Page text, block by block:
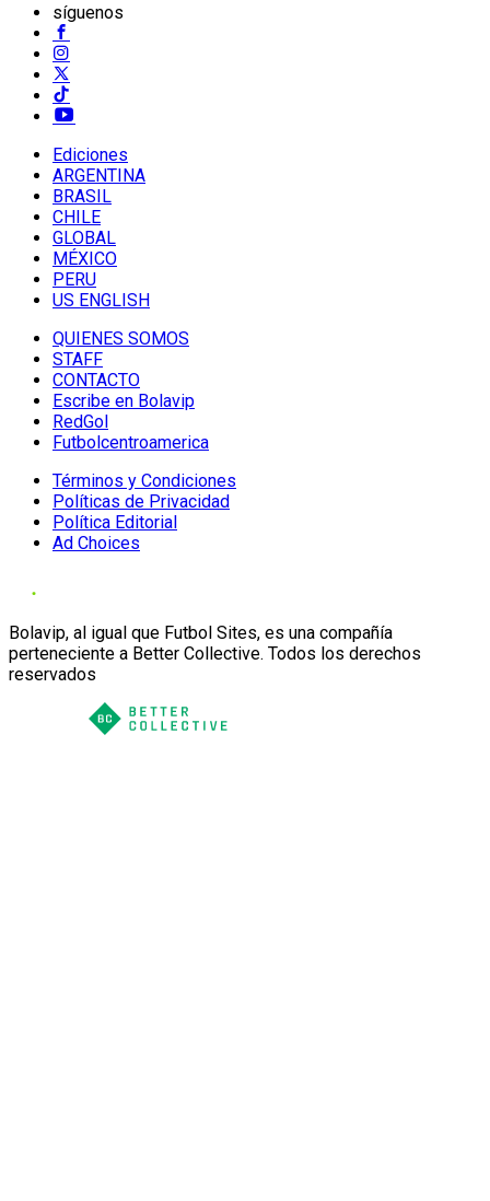
síguenos
Ediciones
ARGENTINA
BRASIL
CHILE
GLOBAL
MÉXICO
PERU
US ENGLISH
QUIENES SOMOS
STAFF
CONTACTO
Escribe en Bolavip
RedGol
Futbolcentroamerica
Términos y Condiciones
Políticas de Privacidad
Política Editorial
Ad Choices
Bolavip, al igual que Futbol Sites, es una compañía
perteneciente a Better Collective. Todos los derechos
reservados